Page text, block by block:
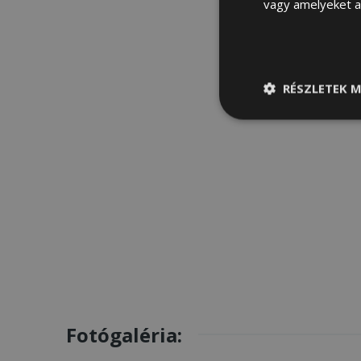
Fotógaléria:
vagy amelyeket
RÉSZLETEK